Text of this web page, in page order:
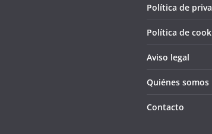
Política de
Política de
Aviso legal
Quiénes somos
Contacto